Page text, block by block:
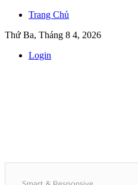
Trang Chủ
Thứ Ba, Tháng 8 4, 2026
Login